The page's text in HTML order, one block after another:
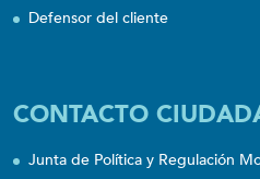
Defensor del cliente
CONTACTO
Junta de Política y Regulación